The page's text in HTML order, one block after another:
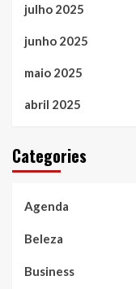
julho 2025
junho 2025
maio 2025
abril 2025
Categories
Agenda
Beleza
Business